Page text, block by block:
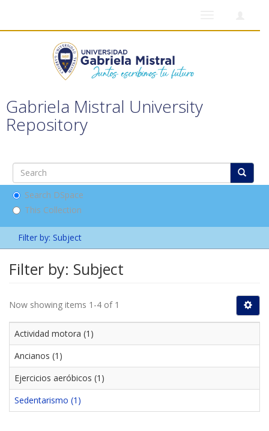
Gabriela Mistral University
Repository
Search DSpace
This Collection
Filter by: Subject
Filter by: Subject
Now showing items 1-4 of 1
Actividad motora (1)
Ancianos (1)
Ejercicios aeróbicos (1)
Sedentarismo (1)